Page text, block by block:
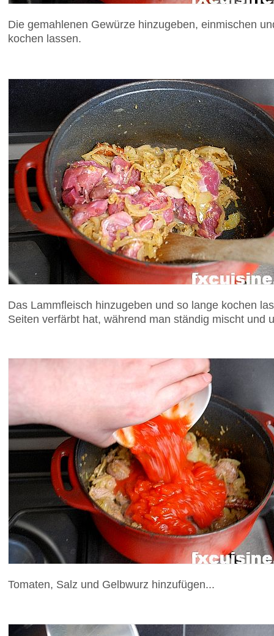
Die gemahlenen Gewürze hinzugeben, einmischen
kochen lassen.
Das Lammfleisch hinzugeben und so lange kochen
Seiten verfärbt hat, während man ständig mischt und
Tomaten, Salz und Gelbwurz hinzufügen...